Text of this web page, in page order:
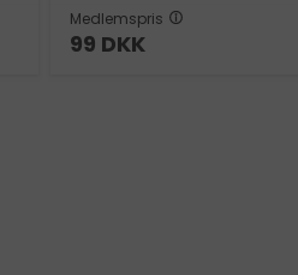
Medlemspris
99 DKK